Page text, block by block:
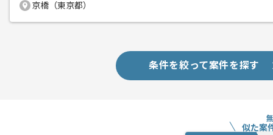
京橋（東京都）
条件を絞って案件を探す
似た案